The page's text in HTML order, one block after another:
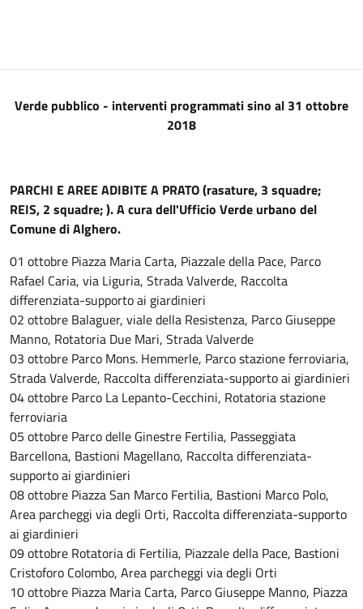
Verde pubblico - interventi programmati sino al 31 ottobre
2018
PARCHI E AREE ADIBITE A PRATO (rasature, 3 squadre;
REIS, 2 squadre; ). A cura dell'Ufficio Verde urbano del
Comune di Alghero.
01 ottobre Piazza Maria Carta, Piazzale della Pace, Parco
Rafael Caria, via Liguria, Strada Valverde, Raccolta
differenziata-supporto ai giardinieri
02 ottobre Balaguer, viale della Resistenza, Parco Giuseppe
Manno, Rotatoria Due Mari, Strada Valverde
03 ottobre Parco Mons. Hemmerle, Parco stazione ferroviaria,
Strada Valverde, Raccolta differenziata-supporto ai giardinieri
04 ottobre Parco La Lepanto-Cecchini, Rotatoria stazione
ferroviaria
05 ottobre Parco delle Ginestre Fertilia, Passeggiata
Barcellona, Bastioni Magellano, Raccolta differenziata-
supporto ai giardinieri
08 ottobre Piazza San Marco Fertilia, Bastioni Marco Polo,
Area parcheggi via degli Orti, Raccolta differenziata-supporto
ai giardinieri
09 ottobre Rotatoria di Fertilia, Piazzale della Pace, Bastioni
Cristoforo Colombo, Area parcheggi via degli Orti
10 ottobre Piazza Maria Carta, Parco Giuseppe Manno, Piazza